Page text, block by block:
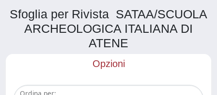
Sfoglia per Rivista SATAA/SCUOLA
ARCHEOLOGICA ITALIANA DI
ATENE
Opzioni